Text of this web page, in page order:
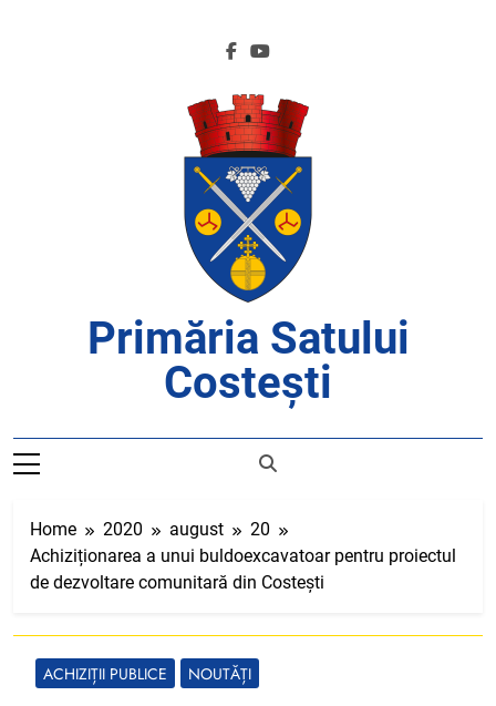
Primăria Satului
Costești
Home 2020 august
20
Achiziționarea a unui buldoexcavatoar pentru proiectul
de dezvoltare comunitară din Costești
ACHIZIȚII PUBLICE NOUTĂȚI